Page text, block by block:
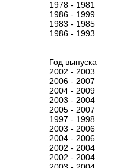
1978 - 1981
1986 - 1999
1983 - 1985
1986 - 1993
Год выпуска
2002 - 2003
2006 - 2007
2004 - 2009
2003 - 2004
2005 - 2007
1997 - 1998
2003 - 2006
2004 - 2006
2002 - 2004
2002 - 2004